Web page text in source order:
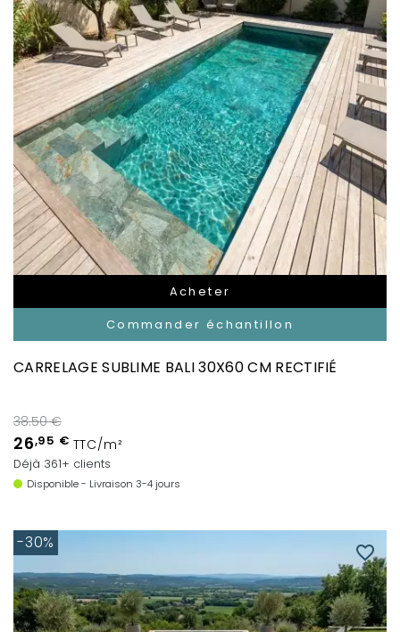
Acheter
Commander échantillon
CARRELAGE SUBLIME BALI 30X60 CM RECTIFIÉ
38.50 €
26,95 € TTC/m²
Déjà 361+ clients
Disponible - Livraison 3-4 jours
favorite_border
-30%